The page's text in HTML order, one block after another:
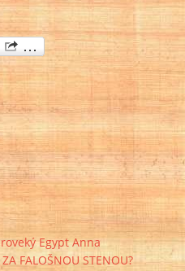
Egypt Anna
FALOŠNOU STENOU?